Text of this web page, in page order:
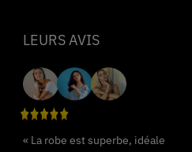
LEURS AVIS
« La robe est superbe, idéale